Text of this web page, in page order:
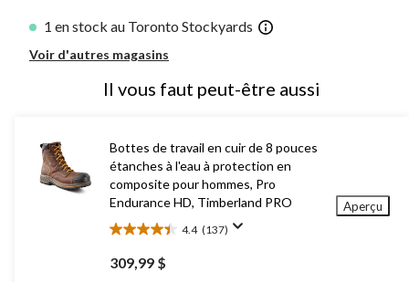
1 en stock au Toronto Stockyards
Voir d'autres magasins
Il vous faut peut-être aussi
Bottes de travail en cuir de 8 pouces
étanches à l'eau à protection en
composite pour hommes, Pro
Endurance HD, Timberland PRO
4.4 (137)
4.4
étoile(s)
sur
309,99 $
Aperçu